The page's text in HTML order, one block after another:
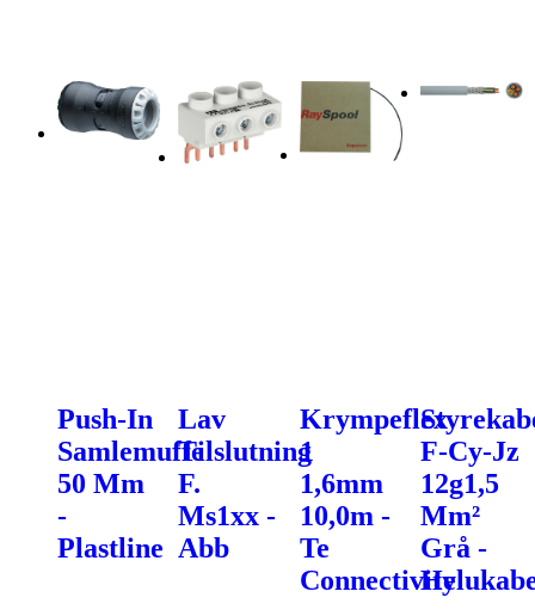
Push-In
Samlemuffe
50 Mm
-
Plastline
Lav
Tilslutning
F.
Ms1xx -
Abb
Krympeflex
1
1,6mm
10,0m -
Te
Connectivity
F-Cy-Jz
12g1,5
Mm²
Grå -